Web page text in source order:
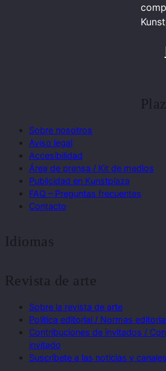
Sobre nosotros
Aviso legal
Accesibilidad
Área de prensa / Kit de medios
Publicidad en Kunstplaza
FAQ – Preguntas frecuentes
Contacto
Idiomas
Revista de arte
Sobre la revista de arte
Política editorial / Normas
Contribuciones de invitados /
invitado
Suscríbete a las noticias y